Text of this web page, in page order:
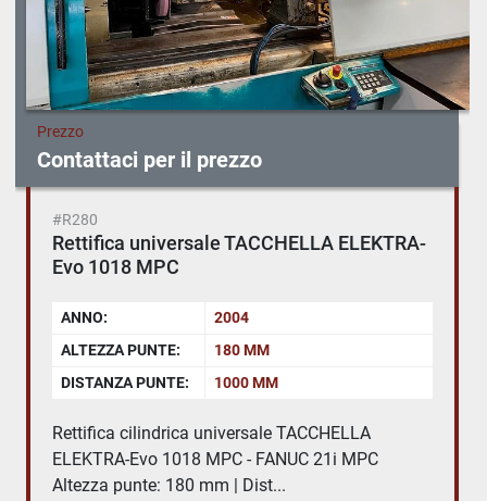
Prezzo
Contattaci per il prezzo
#R280
Rettifica universale TACCHELLA ELEKTRA-
Evo 1018 MPC
ANNO:
2004
ALTEZZA PUNTE:
180 MM
DISTANZA PUNTE:
1000 MM
Rettifica cilindrica universale TACCHELLA
ELEKTRA-Evo 1018 MPC - FANUC 21i MPC
Altezza punte: 180 mm | Dist...